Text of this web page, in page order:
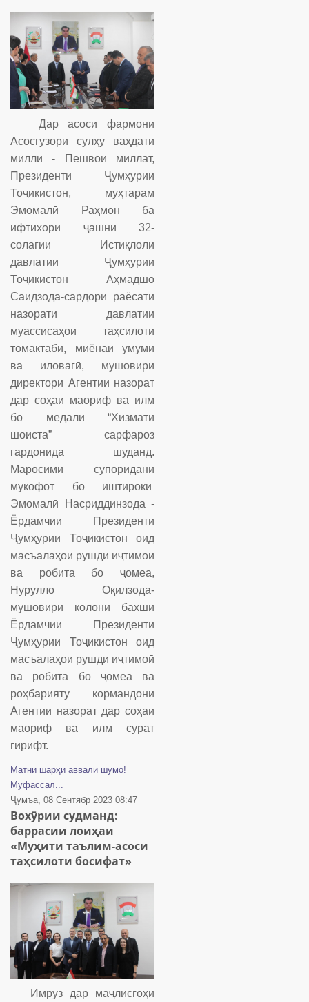
Дар асоси фармони
Асосгузори сулҳу ваҳдати
миллӣ - Пешвои миллат,
Президенти Ҷумҳурии
Тоҷикистон, муҳтарам
Эмомалӣ Раҳмон ба
ифтихори ҷашни 32-
солагии Истиқлоли
давлатии Ҷумҳурии
Тоҷикистон Аҳмадшо
Саидзода-сардори раёсати
назорати давлатии
муассисаҳои таҳсилоти
томактабӣ, миёнаи умумӣ
ва иловагӣ, мушовири
директори Агентии назорат
дар соҳаи маориф ва илм
бо медали “Хизмати
шоиста” сарфароз
гардонида шуданд.
Маросими супоридани
мукофот бо иштироки
Эмомалӣ Насриддинзода -
Ёрдамчии Президенти
Ҷумҳурии Тоҷикистон оид
масъалаҳои рушди иҷтимоӣ
ва робита бо ҷомеа,
Нурулло Оқилзода-
мушовири колони бахши
Ёрдамчии Президенти
Ҷумҳурии Тоҷикистон оид
масъалаҳои рушди иҷтимоӣ
ва робита бо ҷомеа ва
роҳбарияту кормандони
Агентии назорат дар соҳаи
маориф ва илм сурат
гирифт.
Матни шарҳи аввали шумо!
Муфассал...
Ҷумъа, 08 Сентябр 2023 08:47
Вохӯрии судманд:
баррасии лоиҳаи
«Муҳити таълим-асоси
таҳсилоти босифат»
Имрӯз дар маҷлисгоҳи